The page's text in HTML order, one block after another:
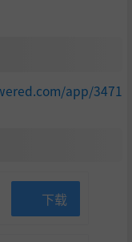
app/3471
下载